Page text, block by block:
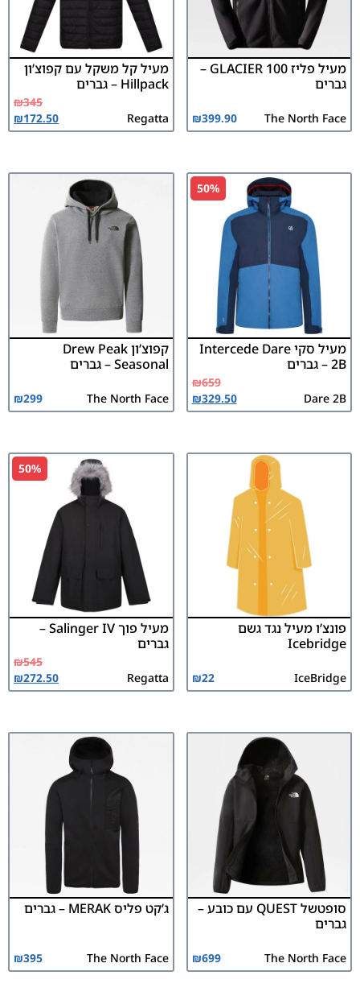
מעיל פליז GLACIER 100 –
גברים
The North Face
₪399.90
מעיל קל משקל עם קפוצ’ון
Hillpack – גברים
Regatta
₪345
₪172.50
50%
מעיל סקי Intercede Dare
2B – גברים
Dare 2B
₪659
₪329.50
קפוצ’ון Drew Peak
Seasonal – גברים
The North Face
₪299
פונצ’ו מעיל נגד גשם
Icebridge
IceBridge
₪22
50%
מעיל פוך Salinger IV –
גברים
Regatta
₪545
₪272.50
סופטשל QUEST עם כובע –
גברים
The North Face
₪699
ג’קט פליס MERAK – גברים
The North Face
₪395